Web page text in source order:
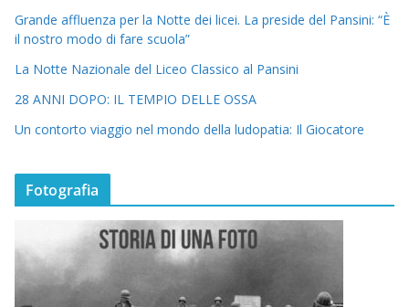
Grande affluenza per la Notte dei licei. La preside del Pansini: “È
il nostro modo di fare scuola”
La Notte Nazionale del Liceo Classico al Pansini
28 ANNI DOPO: IL TEMPIO DELLE OSSA
Un contorto viaggio nel mondo della ludopatia: Il Giocatore
Fotografia